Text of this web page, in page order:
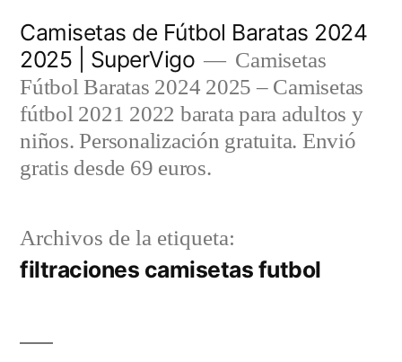
contenido
Camisetas de Fútbol Baratas 2024
2025 | SuperVigo
Camisetas
Fútbol Baratas 2024 2025 – Camisetas
fútbol 2021 2022 barata para adultos y
niños. Personalización gratuita. Envió
gratis desde 69 euros.
Archivos de la etiqueta:
filtraciones camisetas futbol